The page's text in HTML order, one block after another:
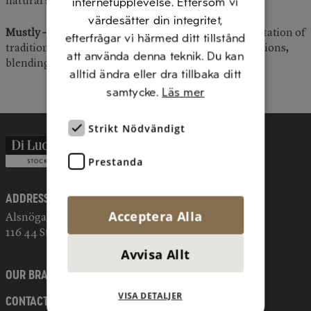
Mustly – The Must of the Future:
A modern interpretation of
traditional must. Features exciting flavour combinations,
blending tradition with new thinking.
Address
Alsnögatan 11
116 44 Stockholm
OUR BRANDS
CONTACT
värdesätter din integritet,
efterfrågar vi härmed ditt tillstånd
att använda denna teknik. Du kan
alltid ändra eller dra tillbaka ditt
samtycke. Läs mer
Strikt Nödvändigt
Prestanda
Acceptera Alla
Avvisa Allt
VISA DETALJER